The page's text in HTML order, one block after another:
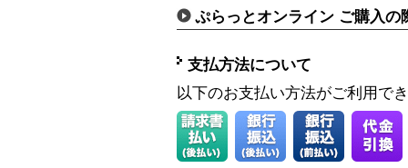
ぷらっとオンライン ご購入の
支払方法について
以下のお支払い方法がご利用で